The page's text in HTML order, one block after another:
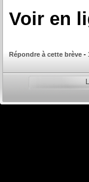
Voir en
Répondre à cette brève -